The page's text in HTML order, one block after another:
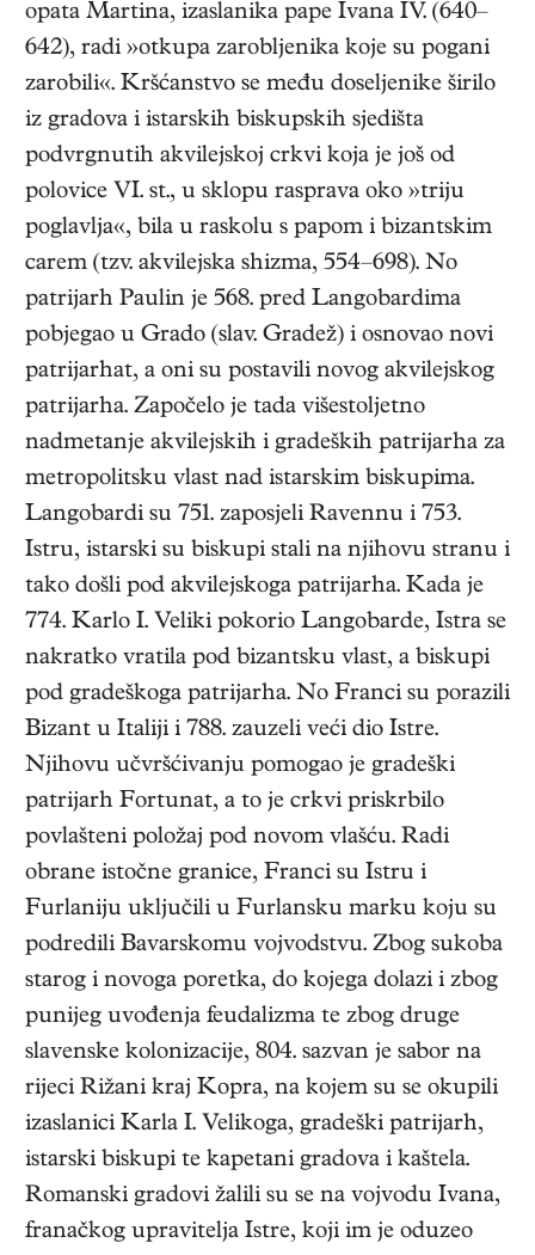
opata Martina, izaslanika pape Ivana IV. (640–
642), radi »otkupa zarobljenika koje su pogani
zarobili«. Kršćanstvo se među doseljenike širilo
iz gradova i istarskih biskupskih sjedišta
podvrgnutih akvilejskoj crkvi koja je još od
polovice VI. st., u sklopu rasprava oko »triju
poglavlja«, bila u raskolu s papom i bizantskim
carem (tzv. akvilejska shizma, 554–698). No
patrijarh Paulin je 568. pred Langobardima
pobjegao u Grado (slav. Gradež) i osnovao novi
patrijarhat, a oni su postavili novog akvilejskog
patrijarha. Započelo je tada višestoljetno
nadmetanje akvilejskih i gradeških patrijarha za
metropolitsku vlast nad istarskim biskupima.
Langobardi su 751. zaposjeli Ravennu i 753.
Istru, istarski su biskupi stali na njihovu stranu i
tako došli pod akvilejskoga patrijarha. Kada je
774. Karlo I. Veliki pokorio Langobarde, Istra se
nakratko vratila pod bizantsku vlast, a biskupi
pod gradeškoga patrijarha. No Franci su porazili
Bizant u Italiji i 788. zauzeli veći dio Istre.
Njihovu učvršćivanju pomogao je gradeški
patrijarh Fortunat, a to je crkvi priskrbilo
povlašteni položaj pod novom vlašću. Radi
obrane istočne granice, Franci su Istru i
Furlaniju uključili u Furlansku marku koju su
podredili Bavarskomu vojvodstvu. Zbog sukoba
starog i novoga poretka, do kojega dolazi i zbog
punijeg uvođenja feudalizma te zbog druge
slavenske kolonizacije, 804. sazvan je sabor na
rijeci Rižani kraj Kopra, na kojem su se okupili
izaslanici Karla I. Velikoga, gradeški patrijarh,
istarski biskupi te kapetani gradova i kaštela.
Romanski gradovi žalili su se na vojvodu Ivana,
franačkog upravitelja Istre, koji im je oduzeo